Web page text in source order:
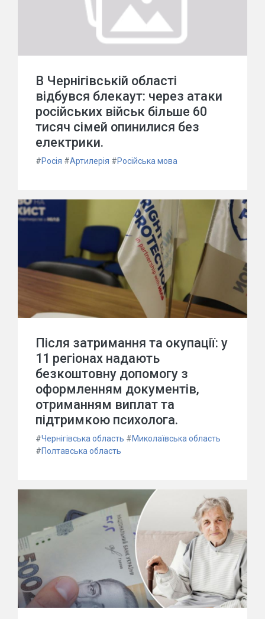
В Чернігівській області
відбувся блекаут: через атаки
російських військ більше 60
тисяч сімей опинилися без
електрики.
#Росія #Артилерія #Російська мова
Після затримання та окупації: у
11 регіонах надають
безкоштовну допомогу з
оформленням документів,
отриманням виплат та
підтримкою психолога.
#Чернігівська область #Миколаївська область
#Полтавська область